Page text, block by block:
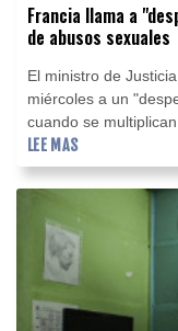
Francia llama a
de abusos sexuales
El ministro de
miércoles a un
cuando se
menores en
LEE MAS